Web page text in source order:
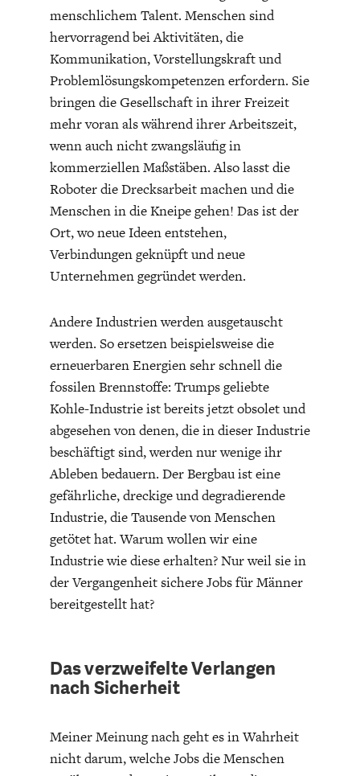
menschlichem Talent. Menschen sind
hervorragend bei Aktivitäten, die
Kommunikation, Vorstellungskraft und
Problemlösungskompetenzen erfordern. Sie
bringen die Gesellschaft in ihrer Freizeit
mehr voran als während ihrer Arbeitszeit,
wenn auch nicht zwangsläufig in
kommerziellen Maßstäben. Also lasst die
Roboter die Drecksarbeit machen und die
Menschen in die Kneipe gehen! Das ist der
Ort, wo neue Ideen entstehen,
Verbindungen geknüpft und neue
Unternehmen gegründet werden.
Andere Industrien werden ausgetauscht
werden. So ersetzen beispielsweise die
erneuerbaren Energien sehr schnell die
fossilen Brennstoffe: Trumps geliebte
Kohle-Industrie ist bereits jetzt obsolet und
abgesehen von denen, die in dieser Industrie
beschäftigt sind, werden nur wenige ihr
Ableben bedauern. Der Bergbau ist eine
gefährliche, dreckige und degradierende
Industrie, die Tausende von Menschen
getötet hat. Warum wollen wir eine
Industrie wie diese erhalten? Nur weil sie in
der Vergangenheit sichere Jobs für Männer
bereitgestellt hat?
Das verzweifelte Verlangen
nach Sicherheit
Meiner Meinung nach geht es in Wahrheit
nicht darum, welche Jobs die Menschen